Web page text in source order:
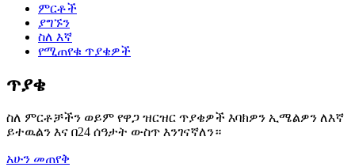
ምርቶች
ያግኙን
ስለ እኛ
የሚጠየቁ ጥያቄዎች
ጥያቄ
ስለ ምርቶቻችን ወይም የዋጋ ዝርዝር ጥያቄዎች እባክዎን ኢሜልዎን ለእኛ
ይተዉልን እና በ24 ሰዓታት ውስጥ እንገናኛለን።
አሁን መጠየቅ